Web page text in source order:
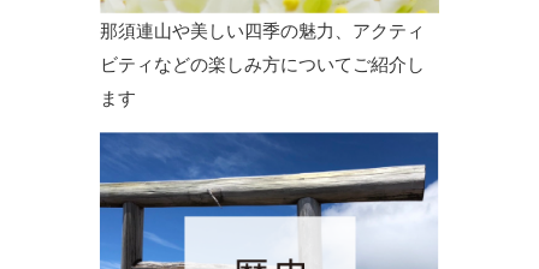
那須連山や美しい四季の魅力、アクティ
ビティなどの楽しみ方についてご紹介し
ます